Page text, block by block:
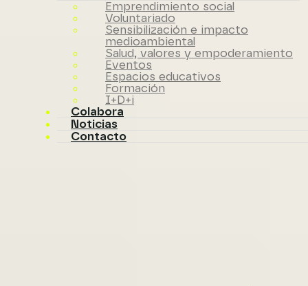
Emprendimiento social
Voluntariado
Sensibilización e impacto
medioambiental
Salud, valores y empoderamiento
Eventos
Espacios educativos
Formación
I+D+i
Colabora
Noticias
Contacto